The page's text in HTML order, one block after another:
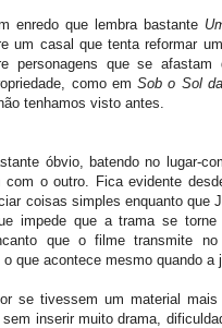
enredo que lembra bastante
um casal que tenta reformar
personagens que se
como emSob o Sol
tenhamos visto antes.
óbvio, batendo no lugar-
o outro. Fica evidente
coisas simples enquanto que
impede que a trama se
que o filme transmite
que acontece mesmo quando a
se tivessem um material
inserir muito drama,